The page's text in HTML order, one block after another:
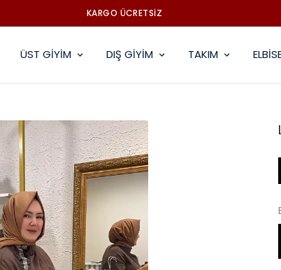
KARGO ÜCRETSİZ
ÜST GİYİM DIŞ GİYİM TAKIM